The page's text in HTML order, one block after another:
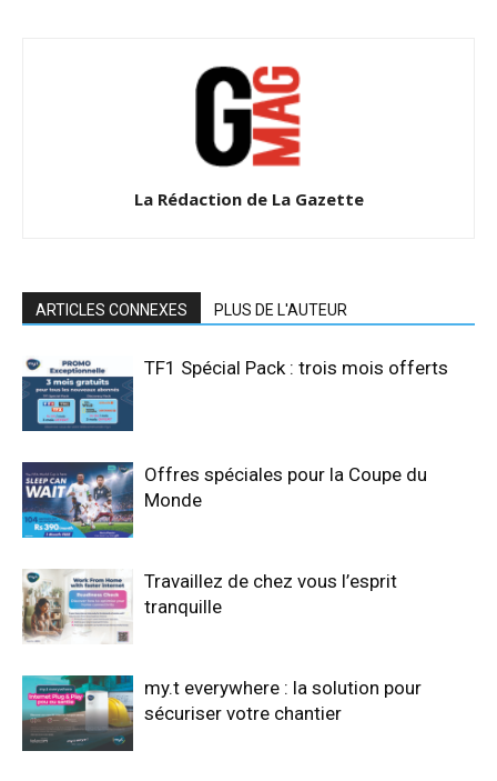
La Rédaction de La Gazette
ARTICLES CONNEXES PLUS DE L'AUTEUR
TF1 Spécial Pack : trois mois offerts
Offres spéciales pour la Coupe du
Monde
Travaillez de chez vous l’esprit
tranquille
my.t everywhere : la solution pour
sécuriser votre chantier